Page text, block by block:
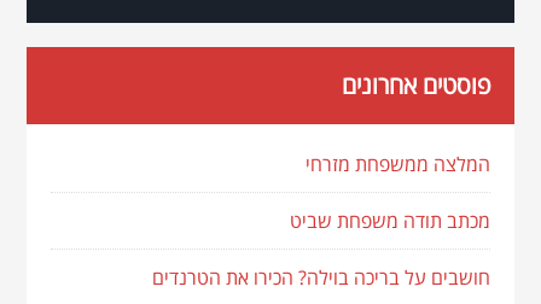
פוסטים אחרונים
המלצה ממשפחת מזרחי
מכתב תודה משפחת שביט
חושבים על בריכה בוילה? הכירו את הטרנדים